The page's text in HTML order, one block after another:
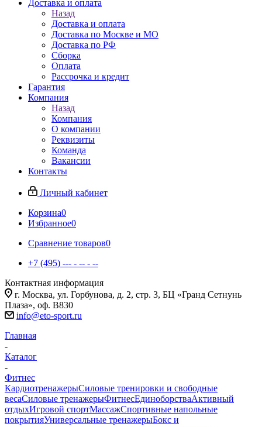
Доставка и оплата
Назад
Доставка и оплата
Доставка по Москве и МО
Доставка по РФ
Сборка
Оплата
Рассрочка и кредит
Гарантия
Компания
Назад
Компания
О компании
Реквизиты
Команда
Вакансии
Контакты
Личный кабинет
Корзина0
Избранное0
Сравнение товаров0
+7 (495) --- - -- - --
Контактная информация
г. Москва, ул. Горбунова, д. 2, стр. 3, БЦ «Гранд Сетнунь
Плаза», оф. В830
info@eto-sport.ru
Главная
-
Каталог
-
Фитнес
КардиотренажерыСиловые тренировки и свободные
весаСиловые тренажерыФитнесЕдиноборстваАктивный
отдыхИгровой спортМассажСпортивные напольные
покрытияУниверсальные тренажерыБокс и